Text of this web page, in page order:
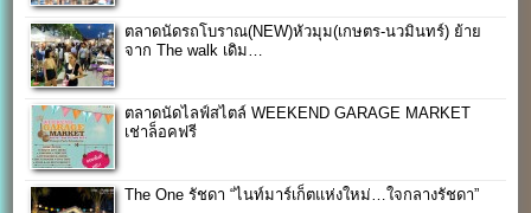
ตลาดนัดรถโบราณ(NEW)หัวมุม(เกษตร-นวมินทร์) ย้าย
จาก The walk เดิม…
ตลาดนัดไลฟ์สไตล์ WEEKEND GARAGE MARKET
เช่าล็อคฟรี
The One รัชดา “ไนท์มาร์เก็ตแห่งใหม่…ใจกลางรัชดา”